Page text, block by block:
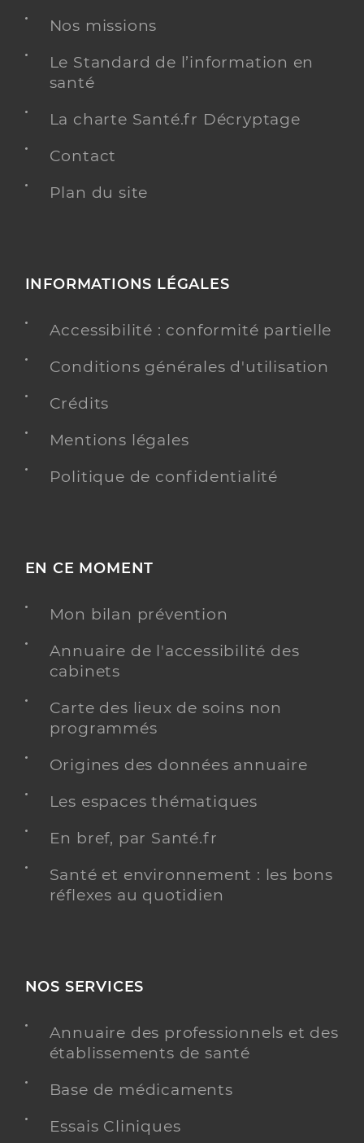
Nos missions
Le Standard de l’information en
santé
La charte Santé.fr Décryptage
Contact
Plan du site
INFORMATIONS LÉGALES
Accessibilité : conformité partielle
Conditions générales d'utilisation
Crédits
Mentions légales
Politique de confidentialité
EN CE MOMENT
Mon bilan prévention
Annuaire de l'accessibilité des
cabinets
Carte des lieux de soins non
programmés
Origines des données annuaire
Les espaces thématiques
En bref, par Santé.fr
Santé et environnement : les bons
réflexes au quotidien
NOS SERVICES
Annuaire des professionnels et des
établissements de santé
Base de médicaments
Essais Cliniques